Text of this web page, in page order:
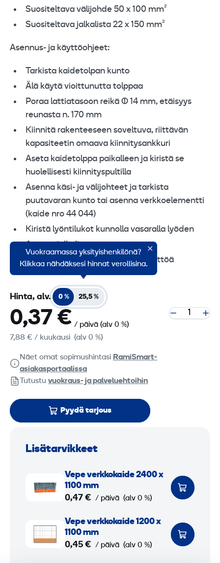
Suositeltava välijohde 50 x 100 mm²
Suositeltava jalkalista 22 x 150 mm²
Asennus- ja käyttöohjeet:
Tarkista kaidetolpan kunto
Älä käytä vioittunutta tolppaa
Poraa lattiatasoon reikä Ø 14 mm, etäisyys
reunasta n. 170 mm
Kiinnitä rakenteeseen soveltuva, riittävän
kapasiteetin omaava kiinnitysankkuri
Aseta kaidetolppa paikalleen ja kiristä se
huolellisesti kiinnityspultilla
Asenna käsi- ja välijohteet ja tarkista
puutavaran kunto tai asenna verkkoelementti
(kaide nro 44 044)
Kiristä lyöntilukot kunnolla vasaralla lyöden
Asenna jalkalista
Tarkasta kaiderakenne ennen käyttöä
Vuokraamassa yksityishenkilönä?
Klikkaa nähdäksesi hinnat verollisina.
Hinta, alv. 0 % 25,5 %
0,37 € / päivä (alv 0 %)
7,88 € / kuukausi (alv 0 %)
Näet omat sopimushintasi RamiSmart-
asiakasportaalissa
Tutustu vuokraus- ja palveluehtoihin
Pyydä tarjous
Lisätarvikkeet
Vepe verkko­kaide 2400 x
1100 mm
0,47 € / päivä (alv 0 %)
Vepe verkko­kaide 1200 x
1100 mm
0,45 € / päivä (alv 0 %)